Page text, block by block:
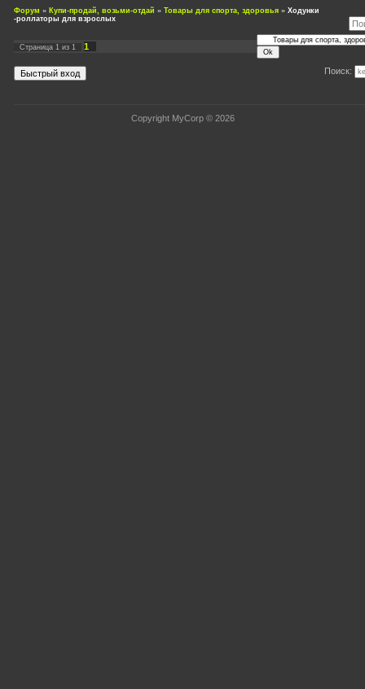
Форум » Купи-продай, возьми-отдай » Товары для спорта, здоровья » Ходунки
-роллаторы для взрослых
Страница 1 из 1 1
Поиск:
Copyright MyCorp © 2026